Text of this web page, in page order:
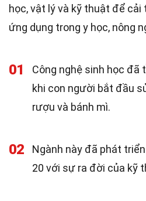
học, vật lý và kỹ thuật để
ứng dụng trong y học, nông
01
Công nghệ sinh học
khi con người bắt đầu
rượu và bánh mì.
02
Ngành này đã phát
20 với sự ra đời của kỹ